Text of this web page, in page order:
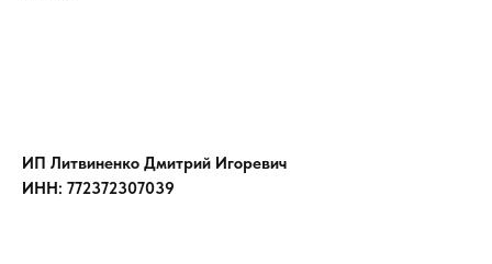
ИП Литвиненко Дмитрий Игоревич
ИНН: 772372307039